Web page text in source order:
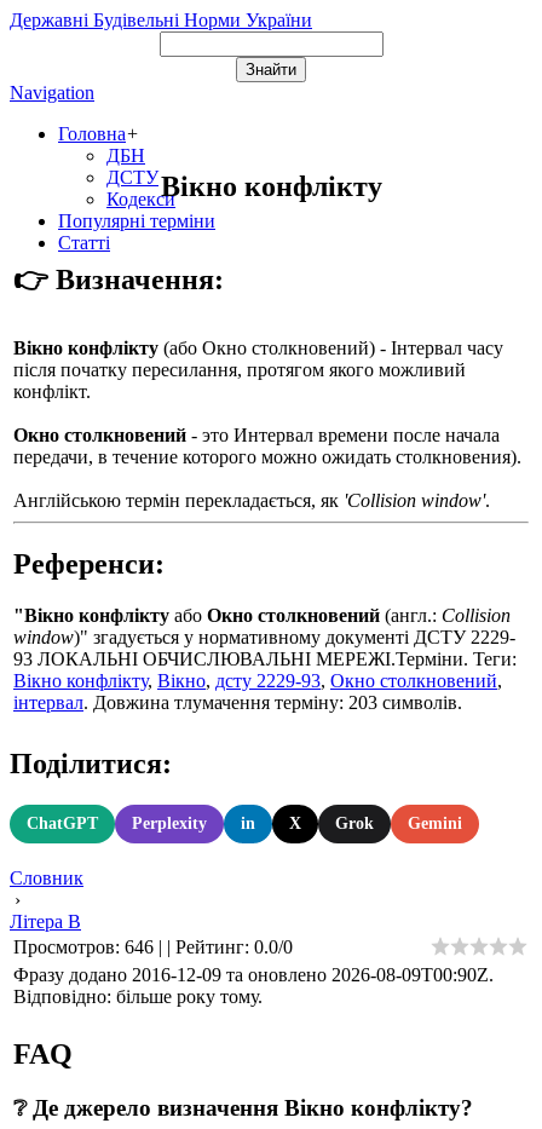
Державні Будівельні Норми України
Navigation
Головна+
ДБН
ДСТУ
Кодекси
Популярні терміни
Статті
Вікно конфлікту
👉 Визначення:
Вікно конфлікту (або Окно столкновений) - Інтервал часу
після початку пересилання, протягом якого можливий
конфлікт.
Окно столкновений - это Интервал времени после начала
передачи, в течение которого можно ожидать столкновения).
Англійською термін перекладається, як 'Collision window'.
Референси:
"Вікно конфлікту або Окно столкновений (англ.: Collision
window)" згадується у нормативному документі ДСТУ 2229-
93 ЛОКАЛЬНІ ОБЧИСЛЮВАЛЬНІ МЕРЕЖІ.Терміни. Теги:
Вікно конфлікту, Вікно, дсту 2229-93, Окно столкновений,
інтервал. Довжина тлумачення терміну: 203 символів.
Поділитися:
ChatGPT Perplexity in X Grok Gemini
Словник
›
Літера В
Просмотров: 646 | | Рейтинг: 0.0/0
Фразу додано 2016-12-09 та оновлено 2026-08-09T00:90Z.
Відповідно: більше року тому.
FAQ
❔ Де джерело визначення Вікно конфлікту?